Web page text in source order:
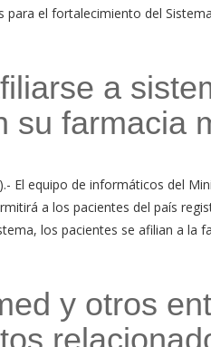
el fortalecimiento del
a
su farmacia
El equipo de informáticos del
a los pacientes del país
los pacientes se afilian a la
y otros